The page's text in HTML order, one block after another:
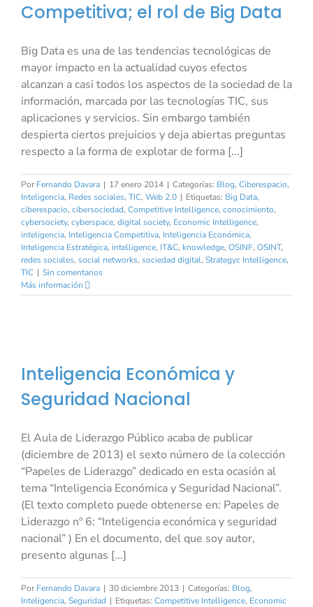
Competitiva; el rol de Big Data
Big Data es una de las tendencias tecnológicas de
mayor impacto en la actualidad cuyos efectos
alcanzan a casi todos los aspectos de la sociedad de la
información, marcada por las tecnologías TIC, sus
aplicaciones y servicios. Sin embargo también
despierta ciertos prejuicios y deja abiertas preguntas
respecto a la forma de explotar de forma [...]
Por Fernando Davara | 17 enero 2014 | Categorías: Blog, Ciberespacio,
Inteligencia, Redes sociales, TIC, Web 2.0 | Etiquetas: Big Data,
ciberespacio, cibersociedad, Competitive Intelligence, conocimiento,
cybersociety, cyberspace, digital society, Economic Intelligence,
inteligencia, Inteligencia Competitiva, Inteligencia Económica,
Inteligencia Estratégica, intelligence, IT&C, knowledge, OSINF, OSINT,
redes sociales, social networks, sociedad digital, Strategyc Intelligence,
TIC | Sin comentarios
Más información
Inteligencia Económica y
Seguridad Nacional
El Aula de Liderazgo Público acaba de publicar
(diciembre de 2013) el sexto número de la colección
“Papeles de Liderazgo” dedicado en esta ocasión al
tema “Inteligencia Económica y Seguridad Nacional”.
(El texto completo puede obtenerse en: Papeles de
Liderazgo nº 6: “Inteligencia económica y seguridad
nacional” ) En el documento, del que soy autor,
presento algunas [...]
Por Fernando Davara | 30 diciembre 2013 | Categorías: Blog,
Inteligencia, Seguridad | Etiquetas: Competitive Intelligence, Economic